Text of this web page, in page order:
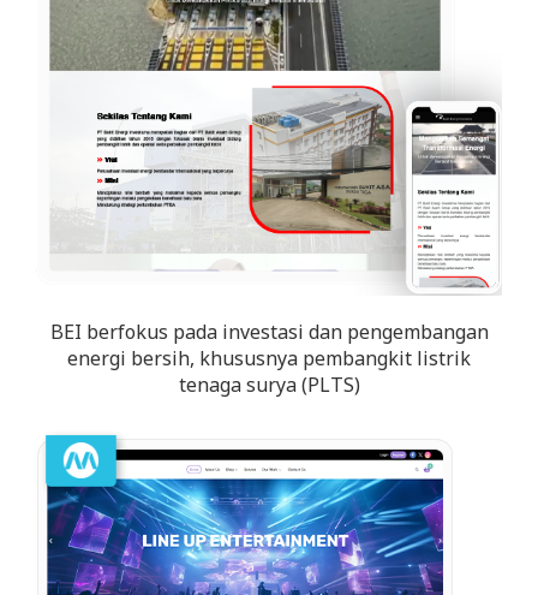
BEI berfokus pada investasi dan pengembangan
energi bersih, khususnya pembangkit listrik
tenaga surya (PLTS)